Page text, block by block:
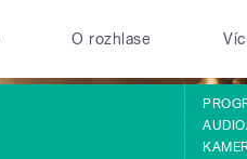
O rozhlase